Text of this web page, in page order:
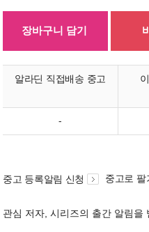
장바구니 담기
알라딘 직접배송 중고
-
중고 등록알림 신청 중고로 팔
관심 저자, 시리즈의 출간 알림을